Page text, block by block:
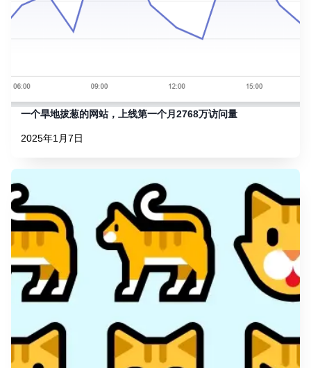
一个旱地拔葱的网站，上线第一个月2768万访问量
2025年1月7日